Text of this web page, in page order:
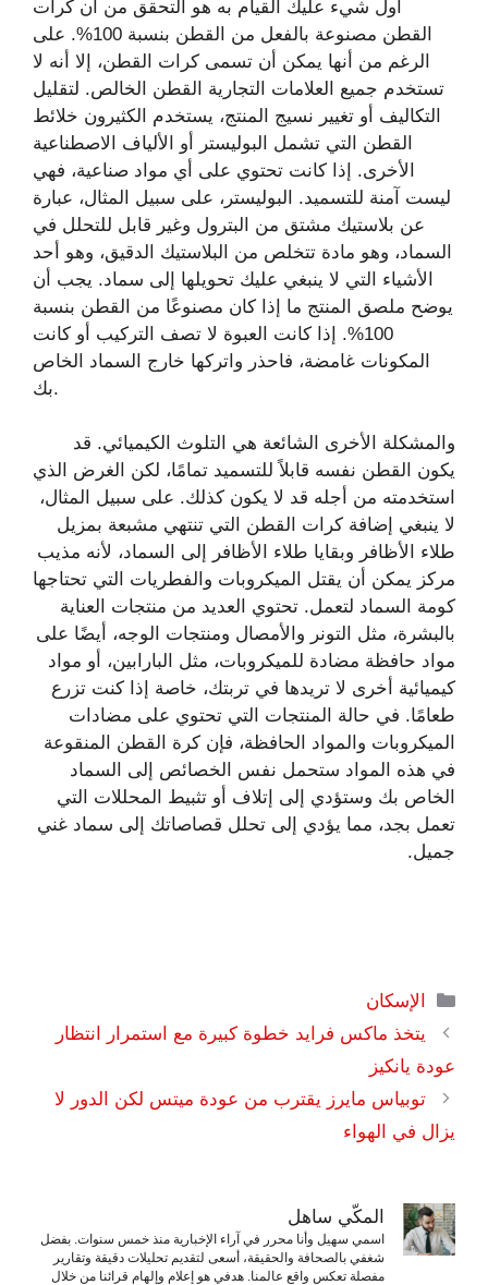
أول شيء عليك القيام به هو التحقق من أن كرات
القطن مصنوعة بالفعل من القطن بنسبة 100%. على
الرغم من أنها يمكن أن تسمى كرات القطن، إلا أنه لا
تستخدم جميع العلامات التجارية القطن الخالص. لتقليل
التكاليف أو تغيير نسيج المنتج، يستخدم الكثيرون خلائط
القطن التي تشمل البوليستر أو الألياف الاصطناعية
الأخرى. إذا كانت تحتوي على أي مواد صناعية، فهي
ليست آمنة للتسميد. البوليستر، على سبيل المثال، عبارة
عن بلاستيك مشتق من البترول وغير قابل للتحلل في
السماد، وهو مادة تتخلص من البلاستيك الدقيق، وهو أحد
الأشياء التي لا ينبغي عليك تحويلها إلى سماد. يجب أن
يوضح ملصق المنتج ما إذا كان مصنوعًا من القطن بنسبة
100%. إذا كانت العبوة لا تصف التركيب أو كانت
المكونات غامضة، فاحذر واتركها خارج السماد الخاص
بك.
والمشكلة الأخرى الشائعة هي التلوث الكيميائي. قد
يكون القطن نفسه قابلاً للتسميد تمامًا، لكن الغرض الذي
استخدمته من أجله قد لا يكون كذلك. على سبيل المثال،
لا ينبغي إضافة كرات القطن التي تنتهي مشبعة بمزيل
طلاء الأظافر وبقايا طلاء الأظافر إلى السماد، لأنه مذيب
مركز يمكن أن يقتل الميكروبات والفطريات التي تحتاجها
كومة السماد لتعمل. تحتوي العديد من منتجات العناية
بالبشرة، مثل التونر والأمصال ومنتجات الوجه، أيضًا على
مواد حافظة مضادة للميكروبات، مثل البارابين، أو مواد
كيميائية أخرى لا تريدها في تربتك، خاصة إذا كنت تزرع
طعامًا. في حالة المنتجات التي تحتوي على مضادات
الميكروبات والمواد الحافظة، فإن كرة القطن المنقوعة
في هذه المواد ستحمل نفس الخصائص إلى السماد
الخاص بك وستؤدي إلى إتلاف أو تثبيط المحللات التي
تعمل بجد، مما يؤدي إلى تحلل قصاصاتك إلى سماد غني
جميل.
التصنيفات
الإسكان
يتخذ ماكس فرايد خطوة كبيرة مع استمرار انتظار
عودة يانكيز
توبياس مايرز يقترب من عودة ميتس لكن الدور لا
يزال في الهواء
المكّي ساهل
اسمي سهيل وأنا محرر في آراء الإخبارية منذ خمس سنوات. بفضل
شغفي بالصحافة والحقيقة، أسعى لتقديم تحليلات دقيقة وتقارير
مفصلة تعكس واقع عالمنا. هدفي هو إعلام وإلهام قرائنا من خلال